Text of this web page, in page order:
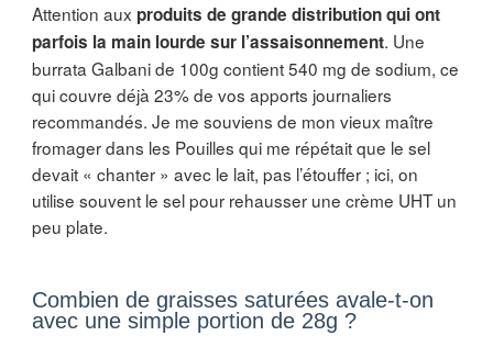
Attention aux produits de grande distribution qui ont
parfois la main lourde sur l’assaisonnement. Une
burrata Galbani de 100g contient 540 mg de sodium, ce
qui couvre déjà 23% de vos apports journaliers
recommandés. Je me souviens de mon vieux maître
fromager dans les Pouilles qui me répétait que le sel
devait « chanter » avec le lait, pas l’étouffer ; ici, on
utilise souvent le sel pour rehausser une crème UHT un
peu plate.
Combien de graisses saturées avale-t-on
avec une simple portion de 28g ?